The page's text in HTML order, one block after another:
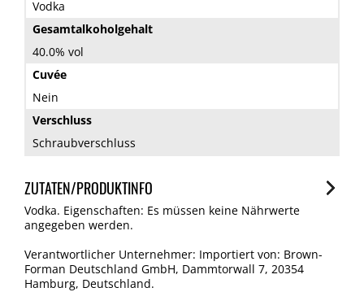
Vodka
Gesamtalkoholgehalt
40.0% vol
Cuvée
Nein
Verschluss
Schraubverschluss
ZUTATEN/PRODUKTINFO
Vodka. Eigenschaften: Es müssen keine Nährwerte
angegeben werden.
Verantwortlicher Unternehmer: Importiert von: Brown-
Forman Deutschland GmbH, Dammtorwall 7, 20354
Hamburg, Deutschland.